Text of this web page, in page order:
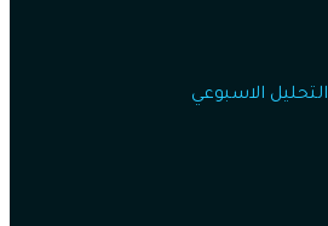
التحليل الاسبوعي